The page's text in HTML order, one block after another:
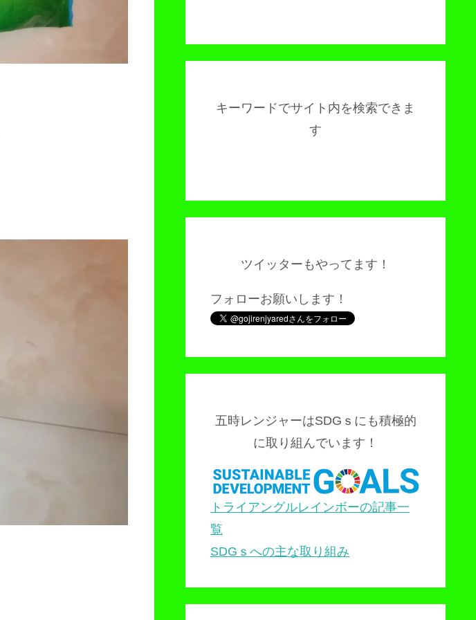
キーワードでサイト内を検索できま
す
ツイッターもやってます！
フォローお願いします！
五時レンジャーはSDGｓにも積極的
に取り組んでいます！
トライアングルレインボーの記事一
覧
SDGｓへの主な取り組み